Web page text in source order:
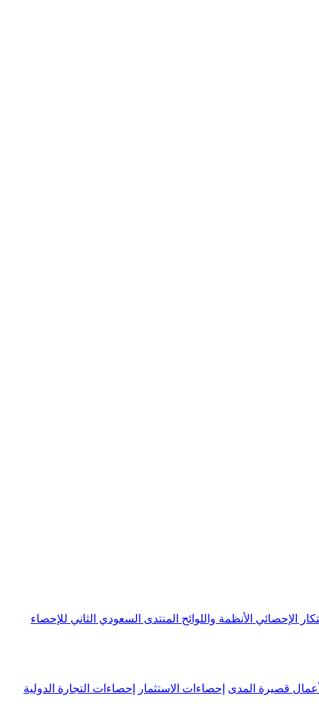
الإحصائي الأنظمة واللوائح المنتدى السعودي الثاني للإحصاء
قصيرة المدى إحصاءات الاستثمار إحصاءات التجارة الدولية